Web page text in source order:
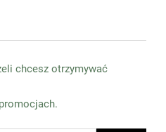
chcesz otrzymywać